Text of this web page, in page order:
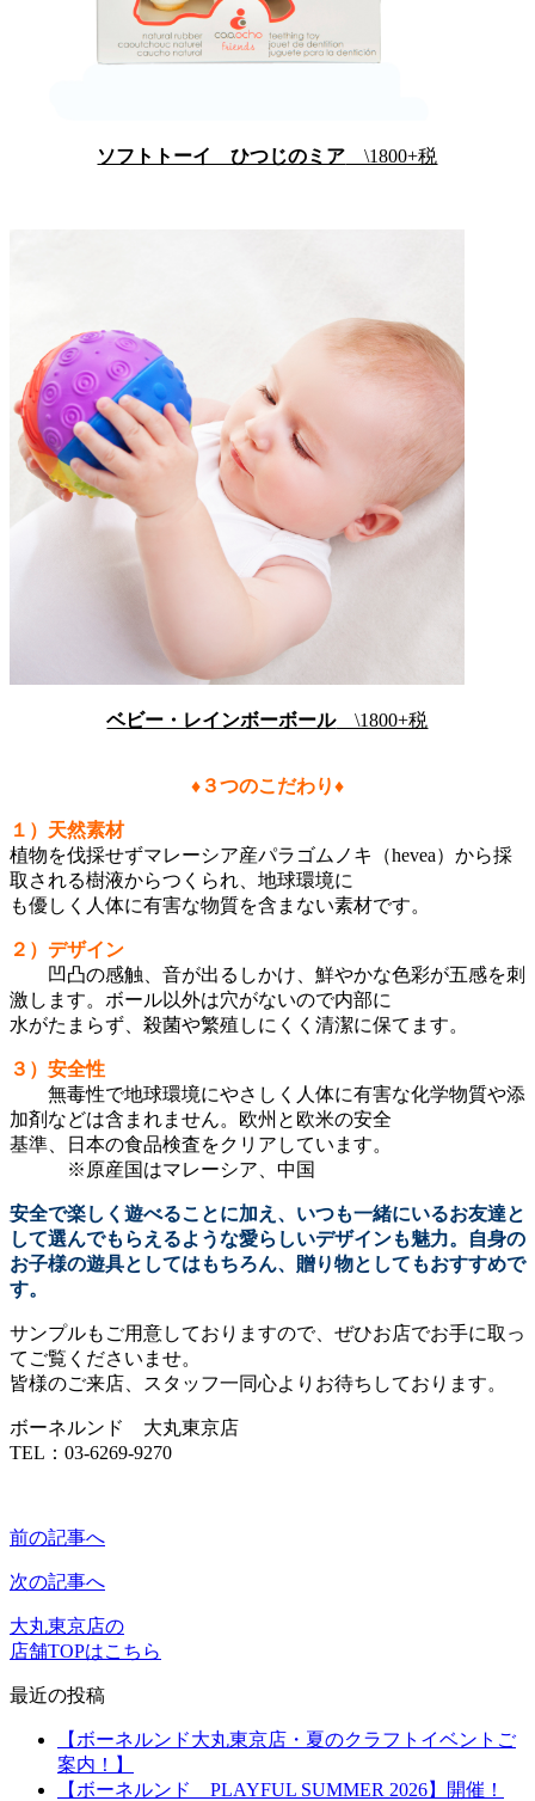
ソフトトーイ ひつじのミア \1800+税
ベビー・レインボーボール\1800+税
♦３つのこだわり♦
１）天然素材
植物を伐採せずマレーシア産パラゴムノキ（hevea）から採
取される樹液からつくられ、地球環境に
も優しく人体に有害な物質を含まない素材です。
２）デザイン
凹凸の感触、音が出るしかけ、鮮やかな色彩が五感を刺
激します。ボール以外は穴がないので内部に
水がたまらず、殺菌や繁殖しにくく清潔に保てます。
３）安全性
無毒性で地球環境にやさしく人体に有害な化学物質や添
加剤などは含まれません。欧州と欧米の安全
基準、日本の食品検査をクリアしています。
※原産国はマレーシア、中国
安全で楽しく遊べることに加え、いつも一緒にいるお友達と
して選んでもらえるような愛らしいデザインも魅力。自身の
お子様の遊具としてはもちろん、贈り物としてもおすすめで
す。
サンプルもご用意しておりますので、ぜひお店でお手に取っ
てご覧くださいませ。
皆様のご来店、スタッフ一同心よりお待ちしております。
ボーネルンド 大丸東京店
TEL：03-6269-9270
前の記事へ
次の記事へ
大丸東京店の
店舗TOPはこちら
最近の投稿
【ボーネルンド大丸東京店・夏のクラフトイベントご
案内！】
【ボーネルンド PLAYFUL SUMMER 2026】開催！